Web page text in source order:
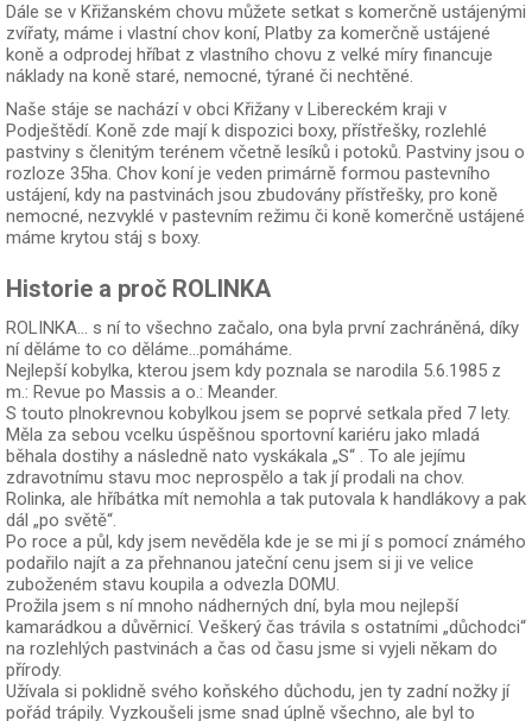
Dále se v Křižanském chovu můžete setkat s komerčně ustájenými
zvířaty, máme i vlastní chov koní, Platby za komerčně ustájené
koně a odprodej hříbat z vlastního chovu z velké míry financuje
náklady na koně staré, nemocné, týrané či nechtěné.
Naše stáje se nachází v obci Křižany v Libereckém kraji v
Podještědí. Koně zde mají k dispozici boxy, přístřešky, rozlehlé
pastviny s členitým terénem včetně lesíků i potoků. Pastviny jsou o
rozloze 35ha. Chov koní je veden primárně formou pastevního
ustájení, kdy na pastvinách jsou zbudovány přístřešky, pro koně
nemocné, nezvyklé v pastevním režimu či koně komerčně ustájené
máme krytou stáj s boxy.
Historie a proč ROLINKA
ROLINKA… s ní to všechno začalo, ona byla první zachráněná, díky
ní děláme to co děláme…pomáháme.
Nejlepší kobylka, kterou jsem kdy poznala se narodila 5.6.1985 z
m.: Revue po Massis a o.: Meander.
S touto plnokrevnou kobylkou jsem se poprvé setkala před 7 lety.
Měla za sebou vcelku úspěšnou sportovní kariéru jako mladá
běhala dostihy a následně nato vyskákala „S“ . To ale jejímu
zdravotnímu stavu moc neprospělo a tak jí prodali na chov.
Rolinka, ale hříbátka mít nemohla a tak putovala k handlákovy a pak
dál „po světě“.
Po roce a půl, kdy jsem nevěděla kde je se mi jí s pomocí známého
podařilo najít a za přehnanou jateční cenu jsem si ji ve velice
zuboženém stavu koupila a odvezla DOMU.
Prožila jsem s ní mnoho nádherných dní, byla mou nejlepší
kamarádkou a důvěrnicí. Veškerý čas trávila s ostatními „důchodci“
na rozlehlých pastvinách a čas od času jsme si vyjeli někam do
přírody.
Užívala si poklidně svého koňského důchodu, jen ty zadní nožky jí
pořád trápily. Vyzkoušeli jsme snad úplně všechno, ale byl to